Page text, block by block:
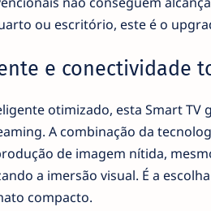
ou escritório, este é o
e conectividade
otimizado, esta Smart
A combinação da
de imagem nítida,
a imersão visual. É a
compacto.